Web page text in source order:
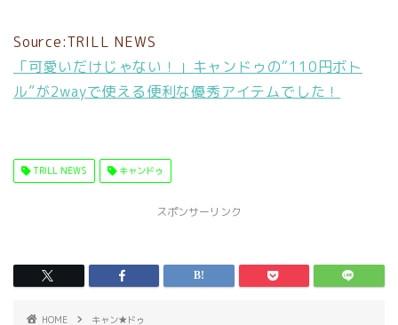
Source:TRILL NEWS
「可愛いだけじゃない！」キャンドゥの“110円ボト
ル”が2wayで使える便利な優秀アイテムでした！
TRILL NEWS キャンドゥ
スポンサーリンク
HOME
キャン★ドゥ